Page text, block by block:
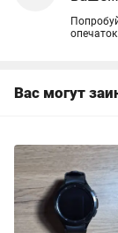
опечаток
Вас могут